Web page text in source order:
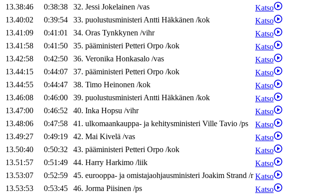
13.38:46
0:38:38 32. Jessi Jokelainen /vas
Katso
13.40:02
0:39:54 33. puolustusministeriAntti Häkkänen /kok
Katso
13.41:09
0:41:01 34. Oras Tynkkynen /vihr
Katso
13.41:58
0:41:50 35. pääministeri Petteri Orpo /kok
Katso
13.42:58
0:42:50 36. Veronika Honkasalo /vas
Katso
13.44:15
0:44:07 37. pääministeri Petteri Orpo /kok
Katso
13.44:55
0:44:47 38. Timo Heinonen /kok
Katso
13.46:08
0:46:00 39. puolustusministeriAntti Häkkänen /kok
Katso
13.47:00
0:46:52 40. Inka Hopsu /vihr
Katso
13.48:06
0:47:58 41. ulkomaankauppa- ja kehitysministeri Ville Tavio /ps
Katso
13.49:27
0:49:19 42. Mai Kivelä /vas
Katso
13.50:40
0:50:32 43. pääministeri Petteri Orpo /kok
Katso
13.51:57
0:51:49 44. Harry Harkimo /liik
Katso
13.53:07
0:52:59 45. eurooppa- ja omistajaohjausministeri Joakim Strand /r Katso
13.53:53
0:53:45 46. Jorma Piisinen /ps
Katso